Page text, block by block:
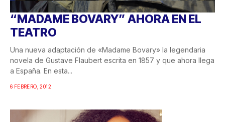
“MADAME BOVARY” AHORA EN EL
TEATRO
Una nueva adaptación de «Madame Bovary» la legendaria
novela de Gustave Flaubert escrita en 1857 y que ahora llega
a España. En esta...
6 FEBRERO, 2012